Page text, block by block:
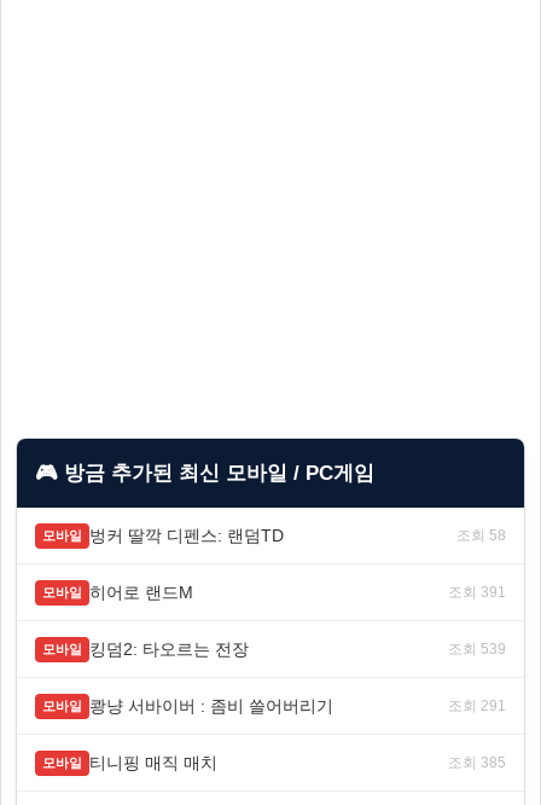
🎮 방금 추가된 최신 모바일 / PC게임
모바일 벙커 딸깍 디펜스: 랜덤TD 조회 58
모바일 히어로 랜드M 조회 391
모바일 킹덤2: 타오르는 전장 조회 539
모바일 쾅냥 서바이버 : 좀비 쓸어버리기 조회 291
모바일 티니핑 매직 매치 조회 385